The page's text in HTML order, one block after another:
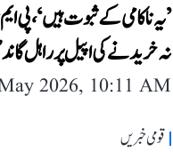
’یہ ناکامی کے ثبوت ہیں‘، پی
نہ خریدنے کی اپیل پر راہل
2026, 10:11 AM
قومی خبریں